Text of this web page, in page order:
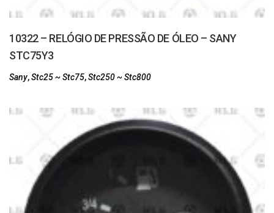
10322 – RELÓGIO DE PRESSÃO DE ÓLEO – SANY
STC75Y3
Sany,Stc25 ~ Stc75,Stc250 ~ Stc800